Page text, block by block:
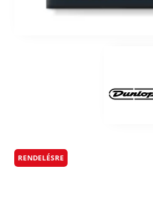
RENDELÉSRE